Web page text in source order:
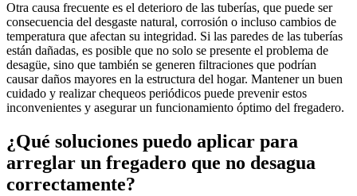
Otra causa frecuente es el deterioro de las tuberías, que puede ser
consecuencia del desgaste natural, corrosión o incluso cambios de
temperatura que afectan su integridad. Si las paredes de las tuberías
están dañadas, es posible que no solo se presente el problema de
desagüe, sino que también se generen filtraciones que podrían
causar daños mayores en la estructura del hogar. Mantener un buen
cuidado y realizar chequeos periódicos puede prevenir estos
inconvenientes y asegurar un funcionamiento óptimo del fregadero.
¿Qué soluciones puedo aplicar para
arreglar un fregadero que no desagua
correctamente?